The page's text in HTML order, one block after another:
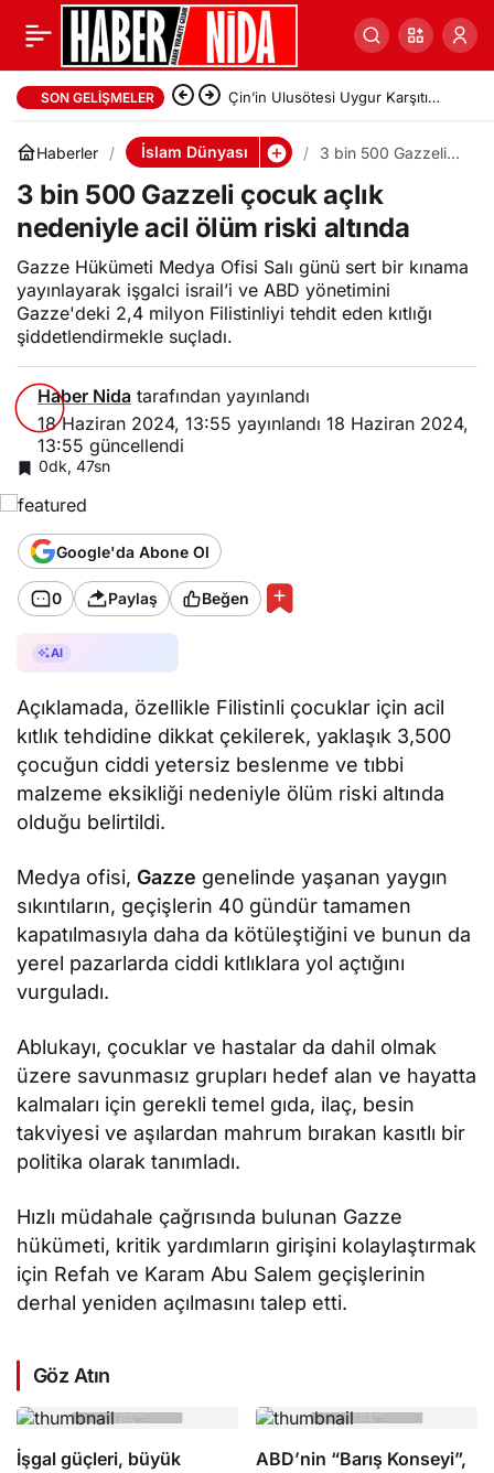
SON GELIŞMELER Çin’in Ulusötesi Uygur Karşıtı
Stratejisi: Zenz ve Tohti’nin Yeni
Araştırması
Haberler İslam Dünyası
3 bin 500 Gazzeli
nedeniyle acil ölüm
riski altında
3 bin 500 Gazzeli çocuk açlık
nedeniyle acil ölüm riski altında
Gazze Hükümeti Medya Ofisi Salı günü sert bir kınama
yayınlayarak işgalci israil’i ve ABD yönetimini
Gazze'deki 2,4 milyon Filistinliyi tehdit eden kıtlığı
şiddetlendirmekle suçladı.
Haber Nida tarafından yayınlandı
18 Haziran 2024, 13:55 yayınlandı 18 Haziran 2024,
13:55 güncellendi
0dk, 47sn
Google'da Abone Ol
0 Paylaş Beğen
AI
Açıklamada, özellikle Filistinli çocuklar için acil
kıtlık tehdidine dikkat çekilerek, yaklaşık 3,500
çocuğun ciddi yetersiz beslenme ve tıbbi
malzeme eksikliği nedeniyle ölüm riski altında
olduğu belirtildi.
Medya ofisi, Gazze genelinde yaşanan yaygın
sıkıntıların, geçişlerin 40 gündür tamamen
kapatılmasıyla daha da kötüleştiğini ve bunun da
yerel pazarlarda ciddi kıtlıklara yol açtığını
vurguladı.
Ablukayı, çocuklar ve hastalar da dahil olmak
üzere savunmasız grupları hedef alan ve hayatta
kalmaları için gerekli temel gıda, ilaç, besin
takviyesi ve aşılardan mahrum bırakan kasıtlı bir
politika olarak tanımladı.
Hızlı müdahale çağrısında bulunan Gazze
hükümeti, kritik yardımların girişini kolaylaştırmak
için Refah ve Karam Abu Salem geçişlerinin
derhal yeniden açılmasını talep etti.
Göz Atın
İşgal güçleri, büyük
ABD’nin “Barış Konseyi”,